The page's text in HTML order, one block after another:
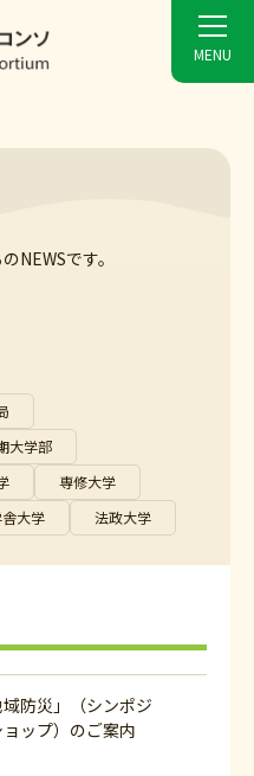
NEWSです。
大学部
専修大学
大学 法政大学
防災」（シンポジ
ップ）のご案内